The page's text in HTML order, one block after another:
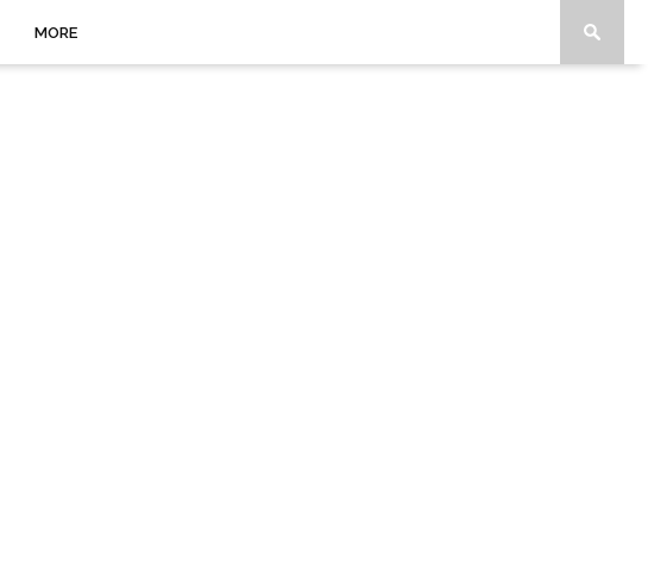
MORE